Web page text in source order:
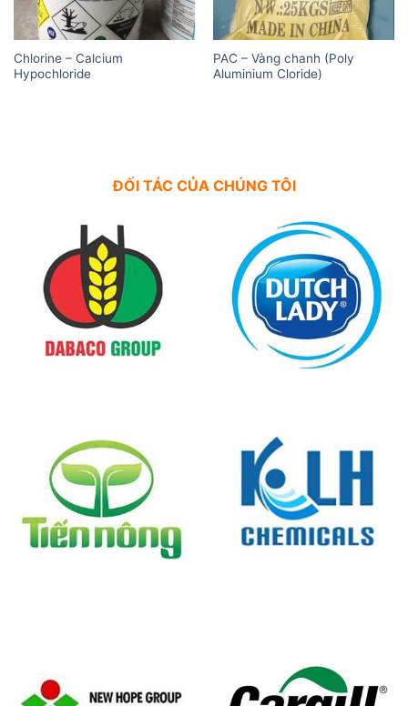
Chlorine – Calcium
Hypochloride
PAC – Vàng chanh (Poly
Aluminium Cloride)
ĐỐI TÁC CỦA CHÚNG TÔI